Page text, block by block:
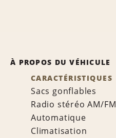
À PROPOS DU VÉHICULE
CARACTÉRISTIQUES
Sacs gonflables
Radio stéréo AM/FM
Automatique
Climatisation